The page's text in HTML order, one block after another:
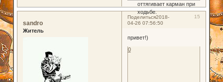
оттягивает карман при
ходьбе.
Поделиться 15
2018-
04-26 07:56:50
sandro
Житель
привет!)
0